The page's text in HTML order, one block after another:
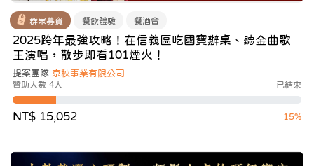
群眾募資 餐飲體驗 餐酒會
2025跨年最強攻略！在信義區吃國寶辦桌、聽金曲歌
王演唱，散步即看101煙火！
提案團隊 京秋事業有限公司
贊助人數 4人 已結束
15%
NT$ 15,052